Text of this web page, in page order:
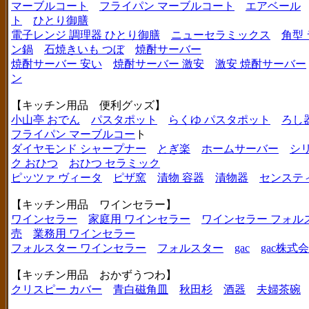
マーブルコート フライパン マーブルコート
エアベール
ト
ひとり御膳
電子レンジ 調理器 ひとり御膳
ニューセラミックス
角型
ン鍋
石焼きいも つぼ
焼酎サーバー
焼酎サーバー 安い
焼酎サーバー 激安
激安 焼酎サーバー
ン
【キッチン用品 便利グッズ】
小山亭 おでん
パスタポット らくゆ パスタポット
ろし
フライパン マーブルコー ト
ダイヤモンド シャープナー
とぎ楽 ホームサーバー
シ
ク おひつ
おひつ セラミック
ピッツァ ヴィータ
ピザ窯 漬物 容器 漬物器 センステ
【キッチン用品 ワインセラー】
ワインセラー
家庭用 ワインセラー
ワインセラー フォル
売
業務用 ワインセラー
フォルスター ワインセラー
フォルスター gac gac株式
【キッチン用品 おかずうつわ】
クリスピー カバー
青白磁角皿 秋田杉 酒器 夫婦茶碗